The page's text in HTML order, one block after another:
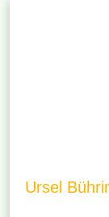
Ursel